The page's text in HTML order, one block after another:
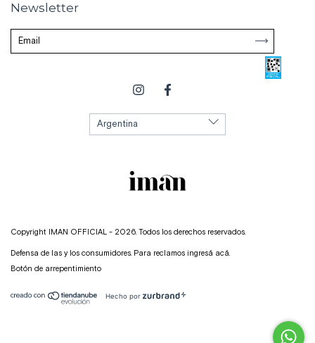
Newsletter
Copyright IMAN OFFICIAL - 2026. Todos los derechos reservados.
Defensa de las y los consumidores. Para reclamos ingresá acá.
Botón de arrepentimiento
Hecho por